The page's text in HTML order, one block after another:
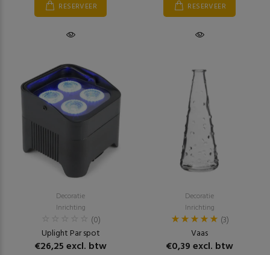
RESERVEER RESERVEER
Decoratie
Inrichting
(0)
Uplight Par spot
€26,25 excl. btw
Decoratie
Inrichting
(3)
Vaas
€0,39 excl. btw